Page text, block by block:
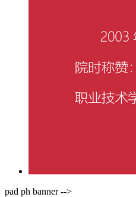
pad ph banner -->